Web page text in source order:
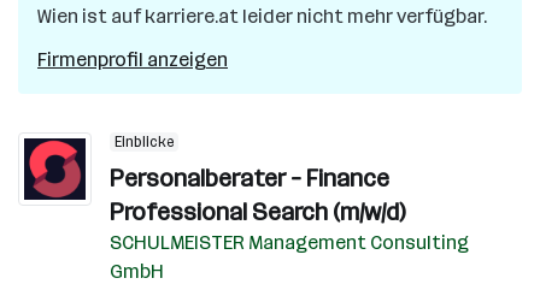
Wien ist auf karriere.at leider nicht mehr verfügbar.
Firmenprofil anzeigen
Einblicke
Personalberater – Finance
Professional Search (m/w/d)
SCHULMEISTER Management Consulting
GmbH